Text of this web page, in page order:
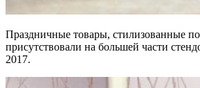
Праздничные товары, стилизованные
присутствовали на большей части
2017.